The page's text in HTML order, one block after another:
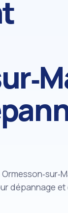
dépannage et